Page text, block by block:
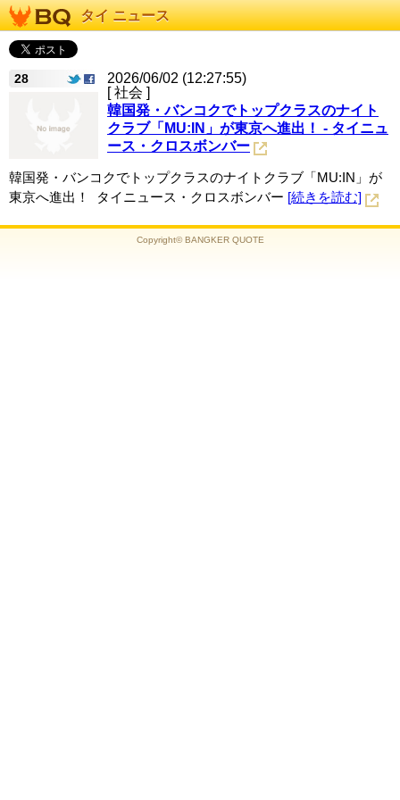
タイ ニュース
28
2026/06/02 (12:27:55)
[ 社会 ]
韓国発・バンコクでトップクラスのナイト
クラブ「MU:IN」が東京へ進出！ - タイニュ
ース・クロスボンバー
韓国発・バンコクでトップクラスのナイトクラブ「MU:IN」が
東京へ進出！ タイニュース・クロスボンバー [続きを読む]
Copyright© BANGKER QUOTE